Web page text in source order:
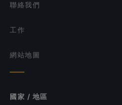
聯絡我們
工作
網站地圖
國家 / 地區